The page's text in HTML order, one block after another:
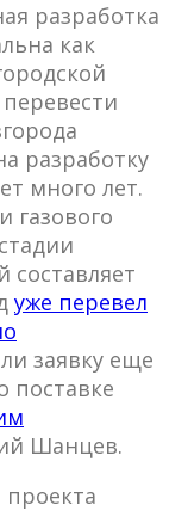
разработка
как
разработку
много лет.
газового
составляет
уже перевел
заявку еще
поставке
Шанцев.